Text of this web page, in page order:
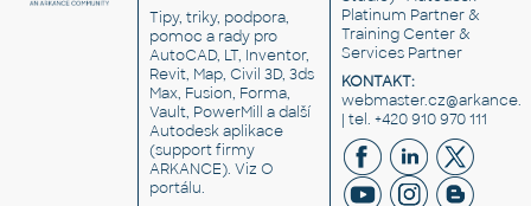
Tipy, triky, podpora,
pomoc a rady pro
AutoCAD, LT, Inventor,
Revit, Map, Civil 3D, 3ds
Max, Fusion, Forma,
Vault, PowerMill a další
Autodesk aplikace
(support firmy
ARKANCE). VizO
portálu.
Platinum Partner &
Training Center &
Services Partner
KONTAKT:
| tel. +420 910 970 111